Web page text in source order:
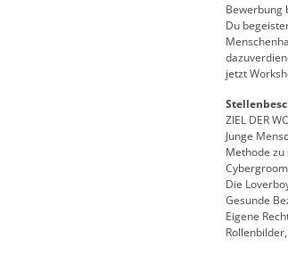
Bewerbung
Du
jetzt
ZIEL DER
Junge
Methode
Die
Gesunde
Eigene